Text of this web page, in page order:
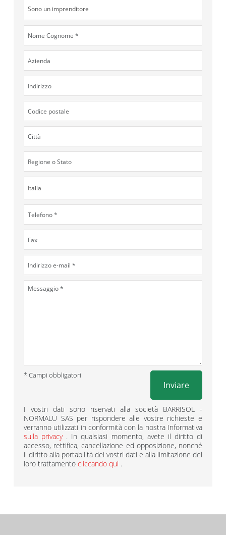
* Campi obbligatori
Inviare
I vostri dati sono riservati alla società BARRISOL -
NORMALU SAS per rispondere alle vostre richieste e
verranno utilizzati in conformità con la nostra Informativa
sulla privacy . In qualsiasi momento, avete il diritto di
accesso, rettifica, cancellazione ed opposizione, nonché
il diritto alla portabilità dei vostri dati e alla limitazione del
loro trattamento cliccando qui .